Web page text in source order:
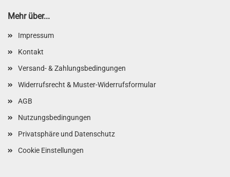
Mehr über...
Impressum
Kontakt
Versand- & Zahlungsbedingungen
Widerrufsrecht & Muster-Widerrufsformular
AGB
Nutzungsbedingungen
Privatsphäre und Datenschutz
Cookie Einstellungen